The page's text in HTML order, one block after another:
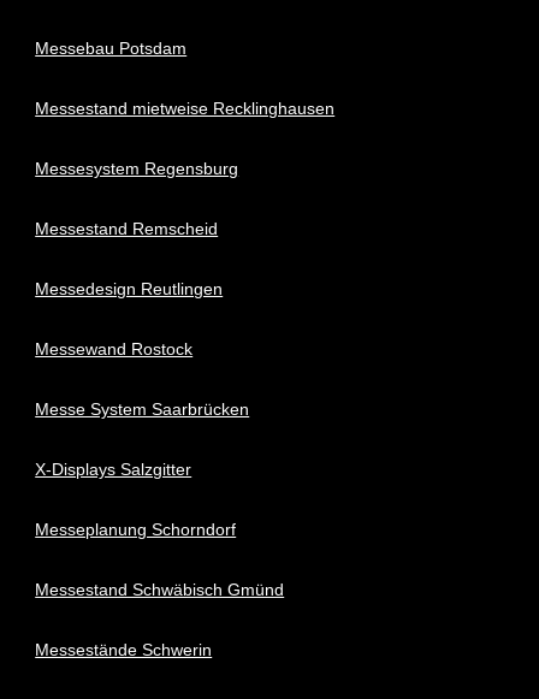
Messebau Potsdam
Messestand mietweise Recklinghausen
Messesystem Regensburg
Messestand Remscheid
Messedesign Reutlingen
Messewand Rostock
Messe System Saarbrücken
X-Displays Salzgitter
Messeplanung Schorndorf
Messestand Schwäbisch Gmünd
Messestände Schwerin